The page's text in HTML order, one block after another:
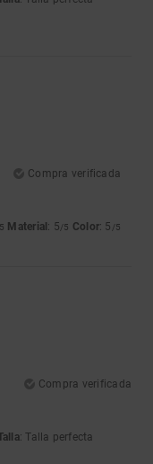
Compra verificada
Material : 5/5 Color: 5 /5
Compra verificada
: Talla perfecta